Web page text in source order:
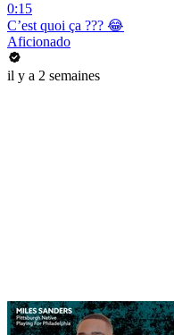
0:15
C’est quoi ça ??? 😂
Aficionado
il y a 2 semaines